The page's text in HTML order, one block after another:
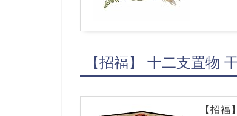
【招福】 十二支置物
【招福